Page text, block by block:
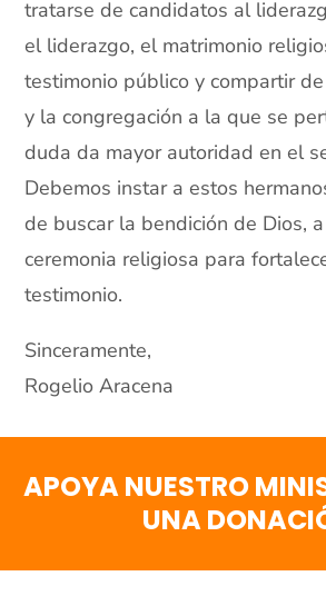
tratarse de candidatos al
el liderazgo, el matrimonio
testimonio público y compartir
y la congregación a la que se
duda da mayor autoridad en el
Debemos instar a estos
de buscar la bendición de Dios,
ceremonia religiosa para
testimonio.
Sinceramente,
Rogelio Aracena
APOYA NUESTRO
UNA